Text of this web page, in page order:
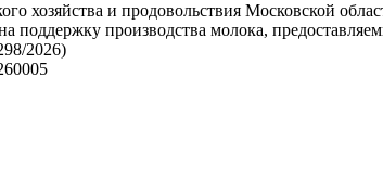
хозяйства и продовольствия Московской
поддержку производства молока,
2026)